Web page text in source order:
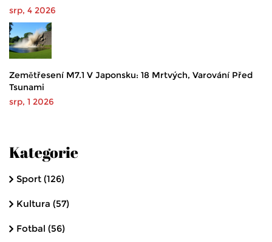
srp, 4 2026
Zemětřesení M7.1 V Japonsku: 18 Mrtvých, Varování Před
Tsunami
srp, 1 2026
Kategorie
Sport (126)
Kultura (57)
Fotbal (56)